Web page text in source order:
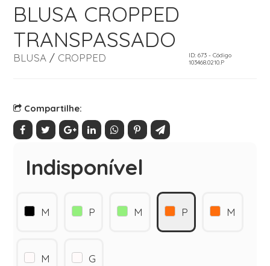
BLUSA CROPPED
TRANSPASSADO
BLUSA/ CROPPED
ID: 673 - Código
103468.0210.P
Compartilhe:
Indisponível
M P M P M
M G